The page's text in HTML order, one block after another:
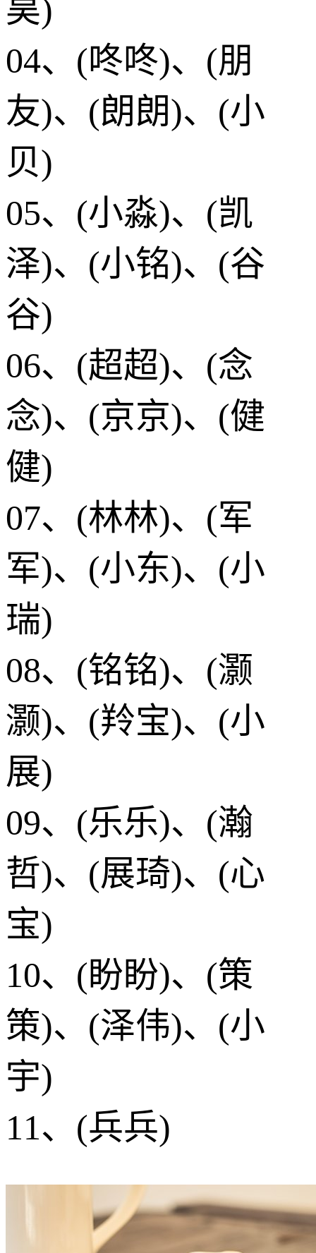
昊)
04、(咚咚)、(朋
友)、(朗朗)、(小
贝)
05、(小淼)、(凯
泽)、(小铭)、(谷
谷)
06、(超超)、(念
念)、(京京)、(健
健)
07、(林林)、(军
军)、(小东)、(小
瑞)
08、(铭铭)、(灏
灏)、(羚宝)、(小
展)
09、(乐乐)、(瀚
哲)、(展琦)、(心
宝)
10、(盼盼)、(策
策)、(泽伟)、(小
宇)
11、(兵兵)